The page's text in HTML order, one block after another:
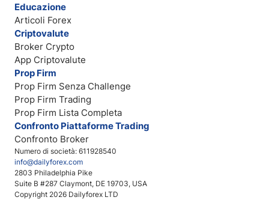
Numero di società: 611928540
info@dailyforex.com
2803 Philadelphia Pike
Suite B #287 Claymont, DE 19703, USA
Copyright 2026 Dailyforex LTD
Educazione
Articoli Forex
Criptovalute
Broker Crypto
App Criptovalute
Prop Firm
Prop Firm Senza Challenge
Prop Firm Trading
Prop Firm Lista Completa
Confronto Piattaforme Trading
Confronto Broker